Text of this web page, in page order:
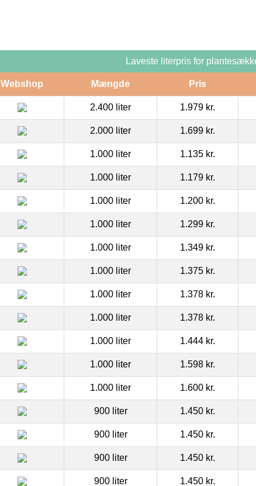
Laveste literpris for
Webshop Mængde Pris
2.400 liter 1.979 kr.
2.000 liter 1.699 kr.
1.000 liter 1.135 kr.
1.000 liter 1.179 kr.
1.000 liter 1.200 kr.
1.000 liter 1.299 kr.
1.000 liter 1.349 kr.
1.000 liter 1.375 kr.
1.000 liter 1.378 kr.
1.000 liter 1.378 kr.
1.000 liter 1.444 kr.
1.000 liter 1.598 kr.
1.000 liter 1.600 kr.
900 liter 1.450 kr.
900 liter 1.450 kr.
900 liter 1.450 kr.
900 liter 1.450 kr.